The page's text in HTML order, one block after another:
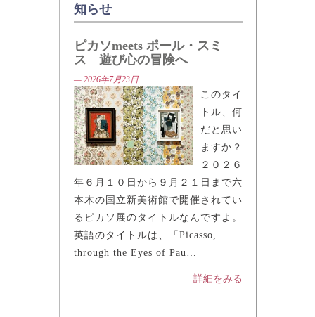
「美術ヨモヤマ話」新着のお
知らせ
ピカソmeets ポール・スミ
ス 遊び心の冒険へ
— 2026年7月23日
このタイ
トル、何
だと思い
ますか？
２０２６
年６月１０日から９月２１日まで六
本木の国立新美術館で開催されてい
るピカソ展のタイトルなんですよ。
英語のタイトルは、「Picasso,
through the Eyes of Pau…